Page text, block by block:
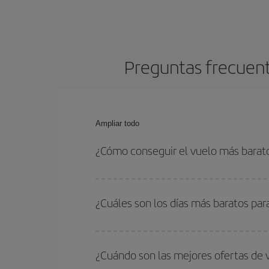
Preguntas
Ampliar todo
¿Cómo conseguir el vuelo más
fechas y horarios de ida y vuelta.
¿Cuáles son los días más baratos
quieres ir y en qué fechas habías pensado
para que puedas encontrar la mejor oferta.
¿Cuándo son las mejores ofertas